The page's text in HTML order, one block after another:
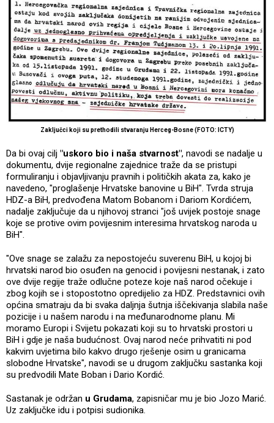
Zaključci koji su prethodili stvaranju Herceg-Bosne (FOTO: ICTY)
Da bi ovaj cilj "uskoro bio i naša stvarnost", navodi se nadalje u
dokumentu, dvije regionalne zajednice traže da se pristupi
formuliranju i objavljivanju pravnih i političkih akata za, kako je
navedeno, "proglašenje Hrvatske banovine u BiH". Tvrda struja
HDZ-a BiH, predvođena Matom Bobanom i Dariom Kordićem,
nadalje zaključuje da u njihovoj stranci "još uvijek postoje snage
koje se protive ovim povijesnim interesima hrvatskog naroda u
BiH".
"Ove snage se zalažu za nepostojeću suverenu BiH, u kojoj bi
hrvatski narod bio osuđen na genocid i povijesni nestanak, i zato
ove dvije regije traže odlučne poteze koje naš narod očekuje i
zbog kojih se i stopostotno opredijelio za HDZ. Predstavnici ovih
općina smatraju da bi svaka daljnja šutnja iščekivanja slabila naše
pozicije i u našem narodu i na međunarodnome planu. Mi
moramo Europi i Svijetu pokazati koji su to hrvatski prostori u
BiH i gdje je naša budućnost. Ovaj narod neće prihvatiti ni pod
kakvim uvjetima bilo kakvo drugo rješenje osim u granicama
slobodne Hrvatske", navodi se u drugom zaključku sastanka koji
su predvodili Mate Boban i Dario Kordić.
Sastanak je održan u Grudama, zapisničar mu je bio Jozo Marić.
Uz zaključke idu i potpisi sudionika.